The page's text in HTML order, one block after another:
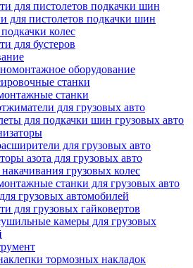
для пистолетов подкачки шин
для пистолетов подкачки шин
колес
для бустеров
оборудование
станки
станки
для грузовых авто
для подкачки шин грузовых авто
для грузовых авто
азота для грузовых авто
грузовых колес
станки для грузовых авто
грузовых автомобилей
для грузовых гайковертов
камеры для грузовых
тормозных накладок